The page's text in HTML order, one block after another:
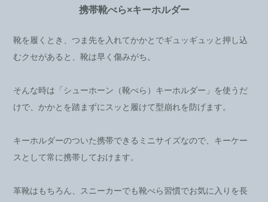
携帯靴べら×キーホルダー
靴を履くとき、つま先を入れてかかとでギュッギュッと押し込
むクセがあると、靴は早く傷みがち。
そんな時は「シューホーン（靴べら）キーホルダー」を使うだ
けで、かかとを踏まずにスッと履けて型崩れを防げます。
キーホルダーのついた携帯できるミニサイズなので、キーケー
スとして常に携帯しておけます。
革靴はもちろん、スニーカーでも靴べら習慣でお気に入りを長